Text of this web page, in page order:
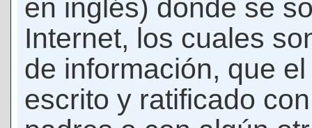
en inglés) donde se
Internet, los cuales
de información, que
escrito y ratificado